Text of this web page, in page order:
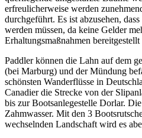
erfreulicherweise werden
durchgeführt. Es ist abzusehen,
werden müssen, da keine Gelder
Erhaltungsmaßnahmen bereitgestellt
Paddler können die Lahn auf dem
(bei Marburg) und der Mündung
schönsten Wanderflüsse in
Canadier die Strecke von der
bis zur Bootsanlegestelle Dorlar.
Zahmwasser. Mit den 3
wechselnden Landschaft wird es